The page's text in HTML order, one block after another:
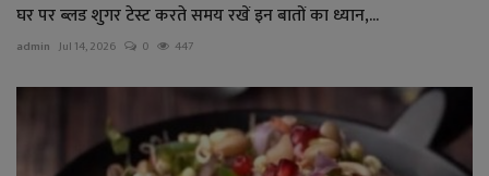
घर पर ब्लड शुगर टेस्ट करते समय रखें इन बातों का ध्यान,...
admin Jul 14, 2026 0 447